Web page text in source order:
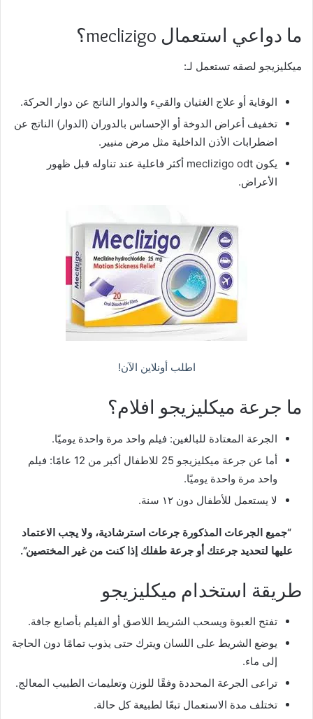
ما دواعي استعمال meclizigo؟
ميكليزيجو لصقه تستعمل لـ:
الوقاية أو علاج الغثيان والقيء والدوار الناتج عن دوار الحركة.
تخفيف أعراض الدوخة أو الإحساس بالدوران (الدوار) الناتج عن
اضطرابات الأذن الداخلية مثل مرض منيير.
يكون meclizigo odt أكثر فاعلية عند تناوله قبل ظهور
الأعراض.
اطلب أونلاين الآن!
ما جرعة ميكليزيجو افلام؟
الجرعة المعتادة للبالغين: فيلم واحد مرة واحدة يوميًا.
أما عن جرعة ميكليزيجو 25 للاطفال أكبر من 12 عامًا: فيلم
واحد مرة واحدة يوميًا.
لا يستعمل للأطفال دون ١٢ سنة.
“جميع الجرعات المذكورة جرعات استرشادية، ولا يجب الاعتماد
عليها لتحديد جرعتك أو جرعة طفلك إذا كنت من غير المختصين”.
طريقة استخدام ميكليزيجو
تفتح العبوة ويسحب الشريط اللاصق أو الفيلم بأصابع جافة.
يوضع الشريط على اللسان ويترك حتى يذوب تمامًا دون الحاجة
إلى ماء.
تراعى الجرعة المحددة وفقًا للوزن وتعليمات الطبيب المعالج.
تختلف مدة الاستعمال تبعًا لطبيعة كل حالة.